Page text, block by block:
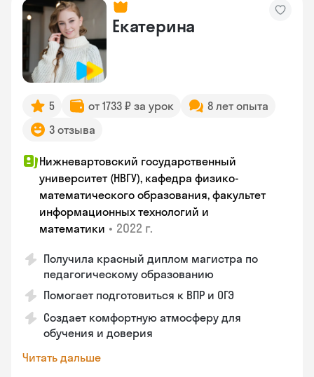
Екатерина
5 от 1733 ₽ за урок
8 лет опыта
3 отзыва
Нижневартовский государственный
университет (НВГУ), кафедра физико-
математического образования, факультет
информационных технологий и
математики • 2022 г.
Получила красный диплом магистра по
педагогическому образованию
Помогает подготовиться к ВПР и ОГЭ
Создает комфортную атмосферу для
обучения и доверия
Читать дальше